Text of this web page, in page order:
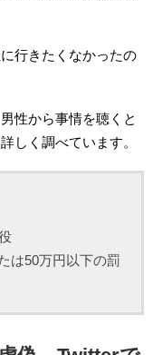
行きたくなかったの
性から事情を聴くと
しく調べています。
は50万円以下の罰